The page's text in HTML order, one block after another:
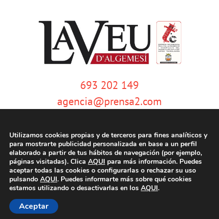
693 202 149
agencia@prensa2.com
© Copyright 2020 | La Veu d'Algemesí | Tots els drets reservats |
Utilizamos cookies propias y de terceros para fines analíticos y
para mostrarte publicidad personalizada en base a un perfil
elaborado a partir de tus hábitos de navegación (por ejemplo,
páginas visitadas). Clica AQUI para más información. Puedes
aceptar todas las cookies o configurarlas o rechazar su uso
pulsando AQUI. Puedes informarte más sobre qué cookies
estamos utilizando o desactivarlas en los AQUI.
Aceptar